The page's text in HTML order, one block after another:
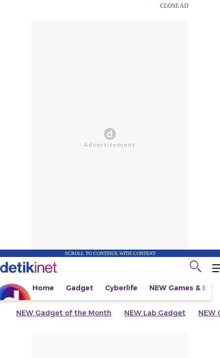
CLOSE AD
SCROLL TO CONTINUE WITH CONTENT
Home Gadget Cyberlife NEW Games &
NEW Gadget of the Month NEW Lab Gadget NEW